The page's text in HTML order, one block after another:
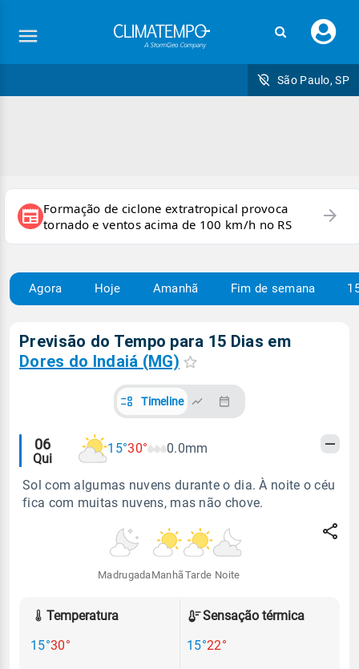
seu
São Paulo, SP
newspaper Formação de ciclone extratropical provoca
tornado e ventos acima de 100 km/h no RS
arrow_forward
Agora Hoje Amanhã Fim de semana
Previsão do Tempo para 15 Dias em
Dores do Indaiá (MG)
Timeline
Alertas
meteorológicos
06
Qui
15°30° 0.0mm
Sol com algumas nuvens durante o dia. À noite o céu
fica com muitas nuvens, mas não chove.
Madrugada Manhã Tarde Noite
Temperatura
15°30°
Sensação térmica
15°22°